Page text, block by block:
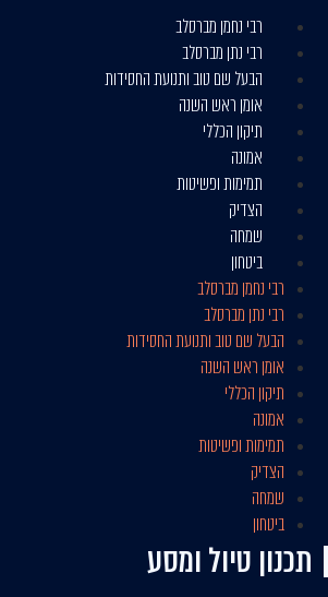
רבי נחמן מברסלב
רבי נתן מברסלב
הבעל שם טוב ותנועת החסידות
אומן ראש השנה
תיקון הכללי
אמונה
תמימות ופשיטות
הצדיק
שמחה
ביטחון
רבי נחמן מברסלב
רבי נתן מברסלב
הבעל שם טוב ותנועת החסידות
אומן ראש השנה
תיקון הכללי
אמונה
תמימות ופשיטות
הצדיק
שמחה
ביטחון
תכנון טיול ומסע